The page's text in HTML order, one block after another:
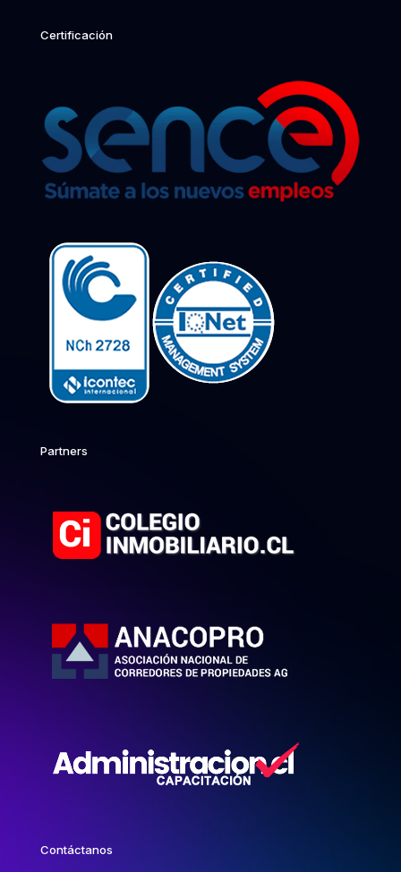
Certificación
Partners
Contáctanos